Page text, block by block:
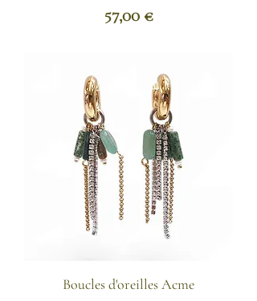
Prix
57,00 €
Boucles d'oreilles Acme